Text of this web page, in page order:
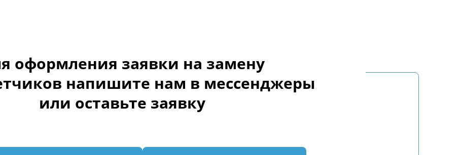
оформления заявки на замену
напишите нам в мессенджеры
или оставьте заявку